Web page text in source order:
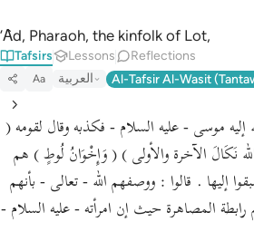
’Ȃd, Pharaoh, the kinfolk of Lot,
Tafsirs Lessons Reflections
Aa العربية Al-Tafsir Al-Wasit
موسى - عليه السلام - فكذبه وقال لقومه (
نَكَالَ الآخرة والأولى ) ( وَإِخْوَانُ لُوطٍ ) هم
إليها . قالوا : ووصفهم الله - تعالى - بأنهم
رابطة المصاهرة حيث إن امرأته - عليه السلام -